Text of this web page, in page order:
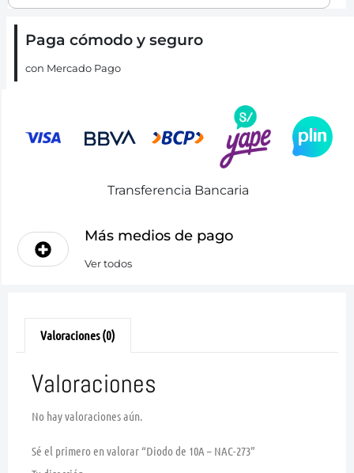
Paga cómodo y seguro
con Mercado Pago
Transferencia Bancaria
Más medios de pago
Ver todos
Valoraciones (0)
Valoraciones
No hay valoraciones aún.
Sé el primero en valorar “Diodo de 10A – NAC-273”